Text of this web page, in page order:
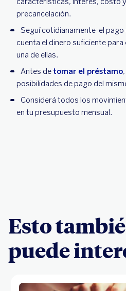
precancelación.
Seguí cotidianamente el pago
cuenta el dinero suficiente
una de ellas.
Antes de tomar el préstamo
posibilidades de pago del
Considerá todos los
en tu presupuesto mensual.
Esto
puede